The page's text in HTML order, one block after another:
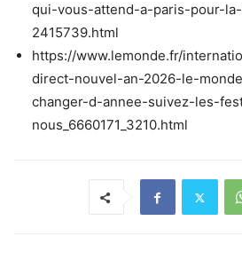
qui-vous-attend-a-paris-pour-
2415739.html
https://www.lemonde.fr/
direct-nouvel-an-2026-le-
changer-d-annee-suivez-les-
nous_6660171_3210.html